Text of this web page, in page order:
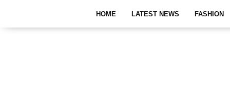
HOME LATEST NEWS FASHION